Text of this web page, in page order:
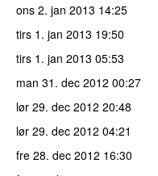
ons 2. jan 2013 14:25
tirs 1. jan 2013 19:50
tirs 1. jan 2013 05:53
man 31. dec 2012 00:27
lør 29. dec 2012 20:48
lør 29. dec 2012 04:21
fre 28. dec 2012 16:30